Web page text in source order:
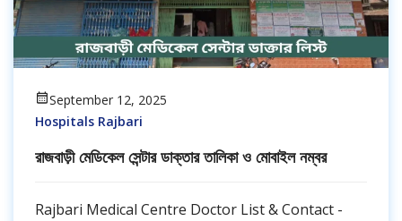
September 12, 2025
Hospitals Rajbari
রাজবাড়ী মেডিকেল সেন্টার ডাক্তার তালিকা ও মোবাইল নম্বর
Rajbari Medical Centre Doctor List & Contact -